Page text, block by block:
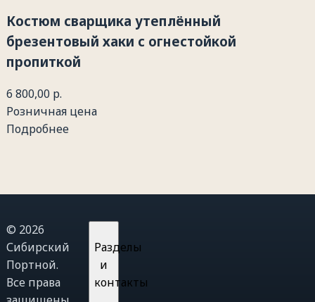
Костюм сварщика утеплённый
брезентовый хаки с огнестойкой
пропиткой
6 800,00 р.
Розничная цена
Подробнее
© 2026
Сибирский
Портной.
Все права
Разделы
и
контакты